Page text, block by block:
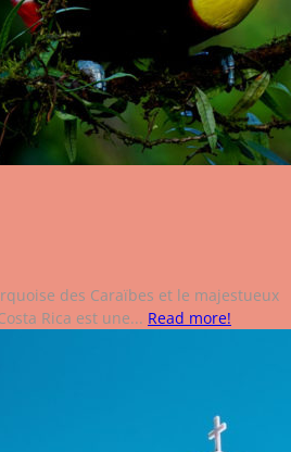
des Caraïbes et le majestueux
Rica est une... Read more!